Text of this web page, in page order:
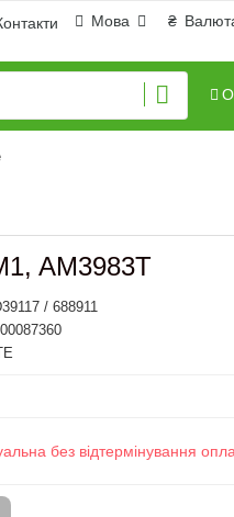
₴
Мова
AM3983T
/ 688911
без відтермінування